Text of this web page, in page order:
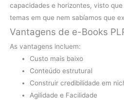
capacidades e horizontes, visto
temas em que nem sabíamos que
Vantagens de e-Books
As vantagens incluem:
Custo mais baixo
Conteúdo estrutural
Construir credibilidade em
Agilidade e Facilidade